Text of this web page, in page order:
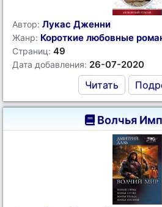
Автор: Лукас Дженни
Жанр: Короткие любовные
Страниц: 49
Дата добавления: 26-07-2020
Читать
Волчья